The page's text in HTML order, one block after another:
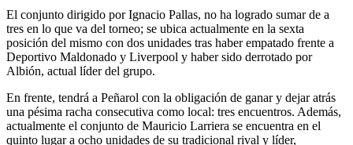
El conjunto dirigido por Ignacio Pallas, no ha logrado sumar de a
tres en lo que va del torneo; se ubica actualmente en la sexta
posición del mismo con dos unidades tras haber empatado frente a
Deportivo Maldonado y Liverpool y haber sido derrotado por
Albión, actual líder del grupo.
En frente, tendrá a Peñarol con la obligación de ganar y dejar atrás
una pésima racha consecutiva como local: tres encuentros. Además,
actualmente el conjunto de Mauricio Larriera se encuentra en el
quinto lugar a ocho unidades de su tradicional rival y líder,